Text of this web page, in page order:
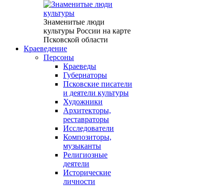
Знаменитые люди
культуры России на карте
Псковской области
Краеведение
Персоны
Краеведы
Губернаторы
Псковские писатели
и деятели культуры
Художники
Архитекторы,
реставраторы
Исследователи
Композиторы,
музыканты
Религиозные
деятели
Исторические
личности